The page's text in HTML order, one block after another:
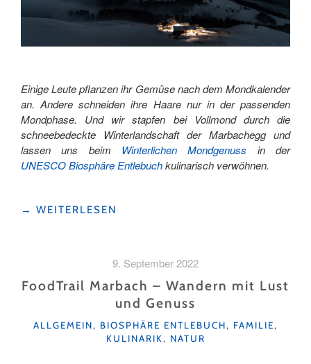
Einige Leute pflanzen ihr Gemüse nach dem Mondkalender
an. Andere schneiden ihre Haare nur in der passenden
Mondphase. Und wir stapfen bei Vollmond durch die
schneebedeckte Winterlandschaft der Marbachegg und
lassen uns beim Winterlichen Mondgenuss in der
UNESCO Biosphäre Entlebuchkulinarisch verwöhnen.
"VOLLMUNDIGER
→ WEITERLESEN
9. September 2022
FoodTrail Marbach – Wandern mit Lust
und Genuss
KATEGORIEN
ALLGEMEIN, BIOSPHÄRE ENTLEBUCH, FAMILIE,
KULINARIK, NATUR